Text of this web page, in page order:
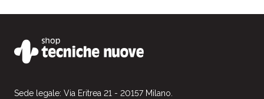
Sede legale: Via Eritrea 21 - 20157 Milano.